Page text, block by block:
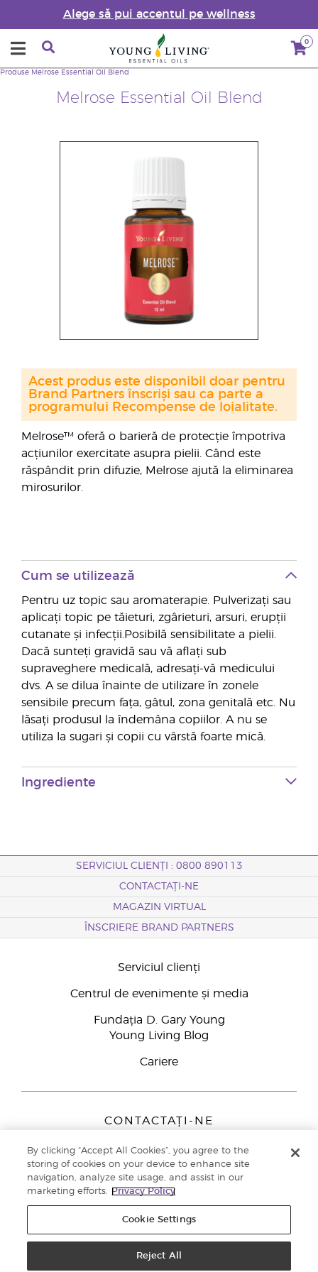
Alege să pui accentul pe wellness
0
Melrose Essential Oil Blend
Produse Melrose Essential Oil Blend
Melrose™ oferă o barieră de protecție împotriva
acțiunilor exercitate asupra pielii. Când este
răspândit prin difuzie, Melrose ajută la eliminarea
mirosurilor.
Acest produs este disponibil doar pentru
Brand Partners înscriși sau ca parte a
programului Recompense de loialitate.
Cum se utilizează
Pentru uz topic sau aromaterapie. Pulverizați sau
aplicați topic pe tăieturi, zgârieturi, arsuri, erupții
cutanate și infecții.Posibilă sensibilitate a pielii.
Dacă sunteți gravidă sau vă aflați sub
supraveghere medicală, adresați-vă medicului
dvs. A se dilua înainte de utilizare în zonele
sensibile precum fața, gâtul, zona genitală etc. Nu
lăsați produsul la îndemâna copiilor. A nu se
utiliza la sugari și copii cu vârstă foarte mică.
Ingrediente
SERVICIUL CLIENȚI : 0800 890113
CONTACTAȚI-NE
MAGAZIN VIRTUAL
ÎNSCRIERE BRAND PARTNERS
Serviciul clienți
Centrul de evenimente și media
Fundația D. Gary Young
Young Living Blog
Cariere
CONTACTAȚI-NE
Peizerweg 97
9727 AJ Groningen
Netherlands
Înscriere Brand Partners0800 890113
Politica de confidențialitate
By clicking “Accept All Cookies”, you agree to the
storing of cookies on your device to enhance site
navigation, analyze site usage, and assist in our
marketing efforts.
Privacy Policy
Cookie Settings
Reject All